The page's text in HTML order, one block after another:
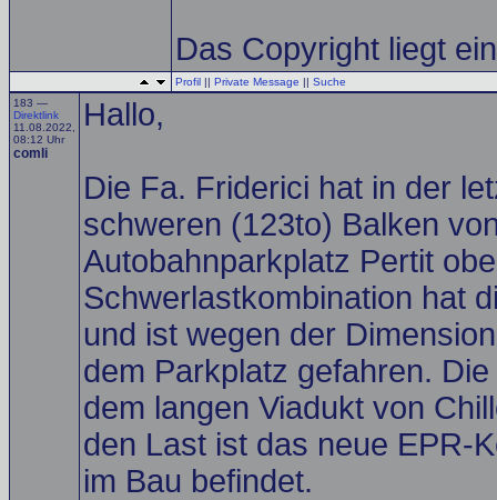
Das Copyright liegt
Profil || Private Message || Suche
183 —
Direktlink
11.08.2022,
08:12 Uhr
comli
Hallo,
Die Fa. Friderici hat in der
schweren (123to) Balken
Autobahnparkplatz Pertit
Schwerlastkombination hat
und ist wegen der
dem Parkplatz gefahren.
dem langen Viadukt von
den Last ist das neue EPR-
im Bau befindet.